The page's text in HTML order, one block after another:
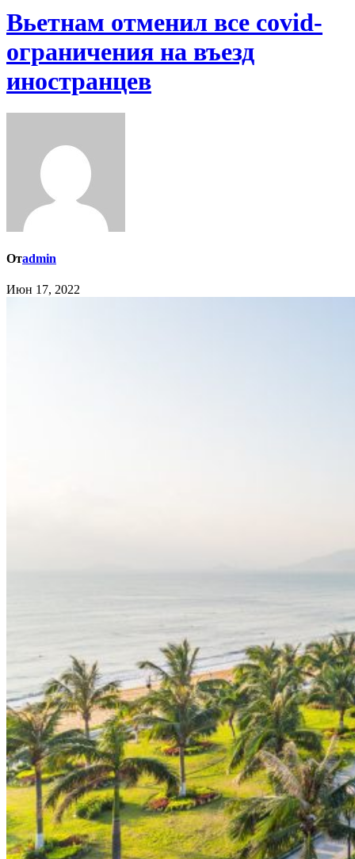
Вьетнам отменил все covid-
ограничения на въезд
иностранцев
Отadmin
Июн 17, 2022